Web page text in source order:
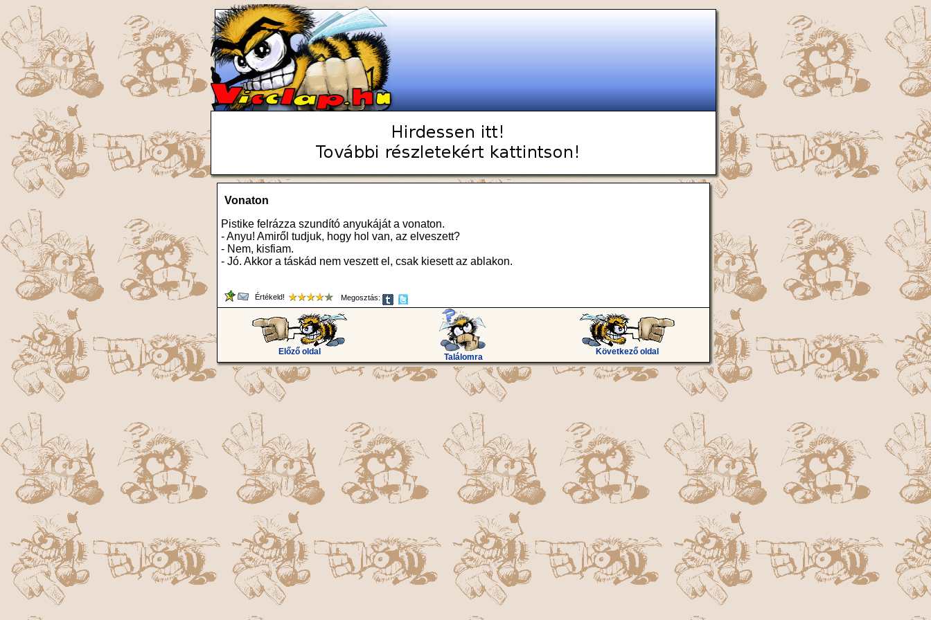
Vonaton
Pistike felrázza szundító anyukáját a vonaton.
- Anyu! Amiről tudjuk, hogy hol van, az elveszett?
- Nem, kisfiam.
- Jó. Akkor a táskád nem veszett el, csak kiesett az ablakon.
Értékeld! Megosztás:
Előző oldal
Találomra
Következő oldal